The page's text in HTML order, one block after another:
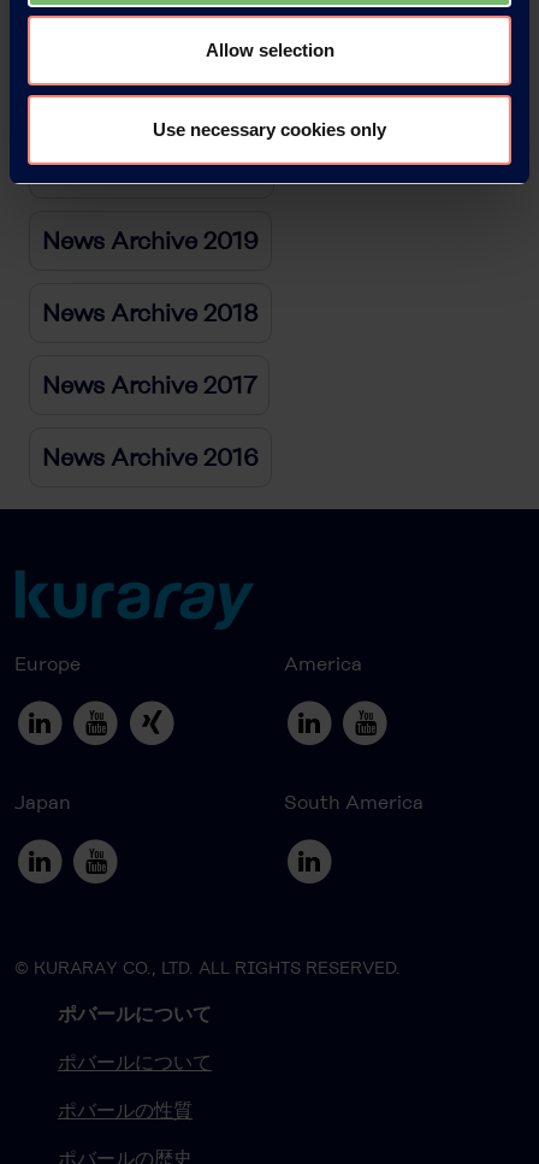
Allow selection
Use necessary cookies only
News Archive 2022
News Archive 2021
News Archive 2020
News Archive 2019
News Archive 2018
News Archive 2017
News Archive 2016
Europe America
Japan South America
© KURARAY CO., LTD. ALL RIGHTS RESERVED.
ポバールについて
ポバールについて
ポバールの性質
ポバールの歴史